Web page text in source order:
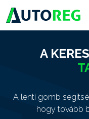
A
A lenti gomb
hogy tovább